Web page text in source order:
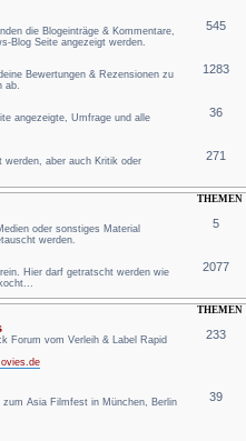
die Blogeinträge & Kommentare,
Blog Seite angezeigt werden.
545
Bewertungen & Rezensionen zu
ab.
1283
angezeigte, Umfrage und alle
36
werden, aber auch Kritik oder
271
THEMEN
oder sonstiges Material
werden.
5
Hier darf getratscht werden wie
2077
THEMEN
Forum vom Verleih & Label Rapid
233
zum Asia Filmfest in München, Berlin
39